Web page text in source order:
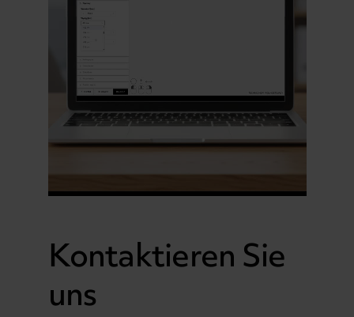
Kontaktieren Sie
uns